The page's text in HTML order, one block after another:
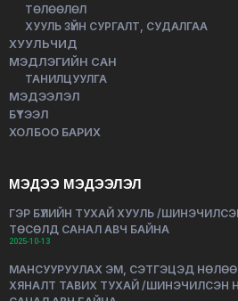
ТӨЛӨӨЛӨЛ
ХУУЛЬ ЗҮЙН СУРГАЛТ, СУДАЛГАА
ХУУЛЬЧИД
МЭДЛЭГИЙН САН
ТАНИЛЦУУЛГА
МЭДЭЭЛЭЛ
БҮТЭЭЛ
ХОЛБОО БАРИХ
МЭДЭЭ МЭДЭЭЛЭЛ
ГЭР БҮЛИЙН ТУХАЙ ХУУЛЬ /
ТӨСӨЛД САНАЛ АВЧ БАЙНА
2025-10-13
МАНСУУРУУЛАХ ЭМ, СЭТГЭЦЭД
ХЯНАЛТ ТАВИХ ТУХАЙ /ШИНЭЧИЛСЭН